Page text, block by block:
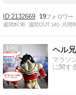
2132669 19
週間IN:90 週間OUT:140 月間
10
マラソ
に関す